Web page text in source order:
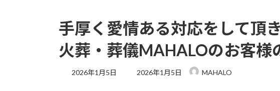
手厚く愛情ある対応をして頂
火葬・葬儀MAHALOのお客様
2026年1月5日
最
2026年1月5日 MAHALO